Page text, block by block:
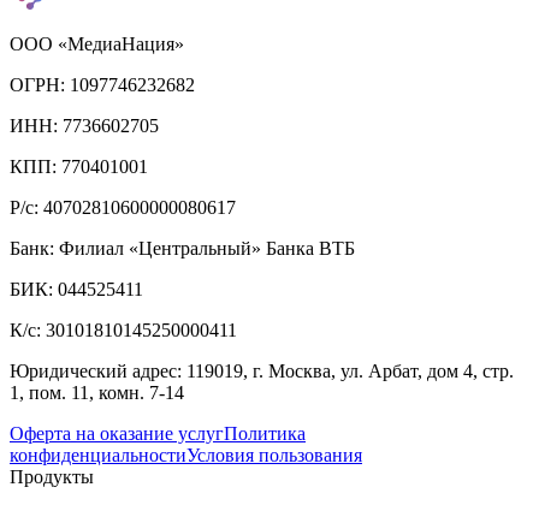
ООО «МедиаНация»
ОГРН: 1097746232682
ИНН: 7736602705
КПП: 770401001
Р/с: 40702810600000080617
Банк: Филиал «Центральный» Банка ВТБ
БИК: 044525411
К/с: 30101810145250000411
Юридический адрес: 119019, г. Москва, ул. Арбат, дом 4, стр.
1, пом. 11, комн. 7-14
Оферта на оказание услугПолитика
конфиденциальностиУсловия пользования
Продукты